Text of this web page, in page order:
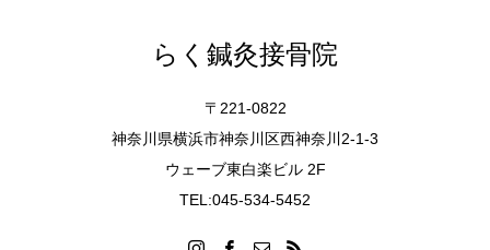
らく鍼灸接骨院
〒221-0822
神奈川県横浜市神奈川区西神奈川2-1-3
ウェーブ東白楽ビル 2F
TEL:045-534-5452